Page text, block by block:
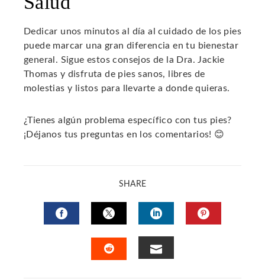
Dedicar unos minutos al día al cuidado de los pies
puede marcar una gran diferencia en tu bienestar
general. Sigue estos consejos de la Dra. Jackie
Thomas y disfruta de pies sanos, libres de
molestias y listos para llevarte a donde quieras.
¿Tienes algún problema específico con tus pies?
¡Déjanos tus preguntas en los comentarios! 😊
SHARE
FACEBOOKTWITTERLINKEDIN